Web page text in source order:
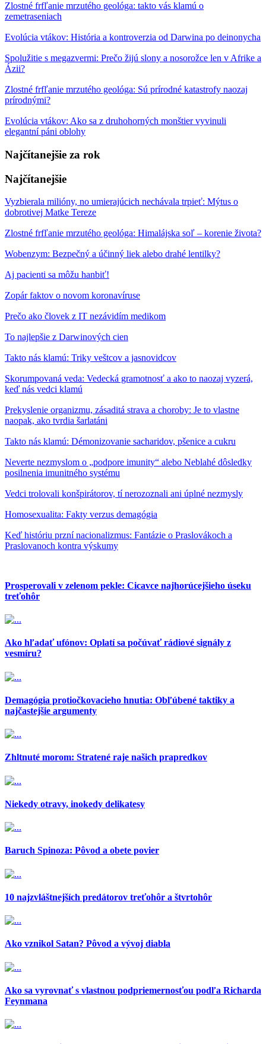
Zlostné frfľanie mrzutého geológa: takto vás klamú o
zemetraseniach
Evolúcia vtákov: História a kontroverzia od Darwina po deinonycha
Spolužitie s megazvermi: Prečo žijú slony a nosorožce len v Afrike a
Ázii?
Zlostné frfľanie mrzutého geológa: Sú prírodné katastrofy naozaj
prírodnými?
Evolúcia vtákov: Ako sa z druhohorných monštier vyvinuli
elegantní páni oblohy
Najčítanejšie za rok
Najčítanejšie
Vyzbierala milióny, no umierajúcich nechávala trpieť: Mýtus o
dobrotivej Matke Tereze
Zlostné frfľanie mrzutého geológa: Himalájska soľ – korenie života?
Wobenzym: Bezpečný a účinný liek alebo drahé lentilky?
Aj pacienti sa môžu hanbiť!
Zopár faktov o novom koronavíruse
Prečo ako človek z IT nezávidím medikom
To najlepšie z Darwinových cien
Takto nás klamú: Triky veštcov a jasnovidcov
Skorumpovaná veda: Vedecká gramotnosť a ako to naozaj vyzerá,
keď nás vedci klamú
Prekyslenie organizmu, zásaditá strava a choroby: Je to vlastne
naopak, ako tvrdia šarlatáni
Takto nás klamú: Démonizovanie sacharidov, pšenice a cukru
Neverte nezmyslom o „podpore imunity“ alebo Neblahé dôsledky
posilnenia imunitného systému
Vedci trolovali konšpirátorov, tí nerozoznali ani úplné nezmysly
Homosexualita: Fakty verzus demagógia
Keď históriu przní nacionalizmus: Fantázie o Praslovákoch a
Praslovanoch kontra výskumy
Prosperovali v zelenom pekle: Cicavce najhorúcejšieho úseku
treťohôr
Ako hľadať ufónov: Oplatí sa počúvať rádiové signály z
vesmíru?
Demagógia protiočkovacieho hnutia: Obľúbené taktiky a
najčastejšie argumenty
Zhltnuté morom: Stratené raje našich prapredkov
Niekedy otravy, inokedy delikatesy
Baruch Spinoza: Pôvod a obete povier
10 najzvláštnejších predátorov treťohôr a štvrtohôr
Ako vznikol Satan? Pôvod a vývoj diabla
Ako sa vyrovnať s vlastnou podpriemernosťou podľa Richarda
Feynmana